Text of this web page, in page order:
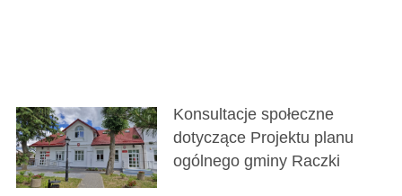
Konsultacje społeczne
dotyczące Projektu planu
ogólnego gminy Raczki